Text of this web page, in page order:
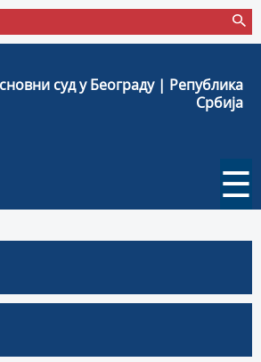
суд у Београду | Република
Србија
☰